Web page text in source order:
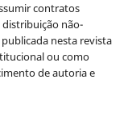
contratos
não-
nesta revista
ou como
de autoria e